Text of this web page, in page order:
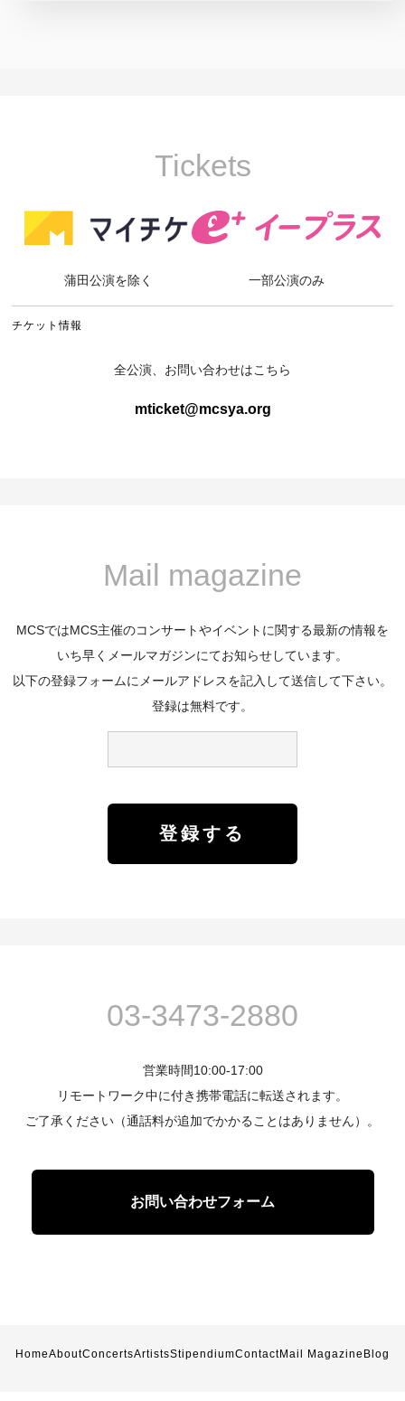
Tickets
蒲田公演を除く 一部公演のみ
チケット情報
全公演、お問い合わせはこちら
mticket@mcsya.org
Mail magazine
MCSではMCS主催のコンサートやイベントに関する最新の情報を
いち早くメールマガジンにてお知らせしています。
以下の登録フォームにメールアドレスを記入して送信して下さい。
登録は無料です。
03-3473-2880
営業時間10:00-17:00
リモートワーク中に付き携帯電話に転送されます。
ご了承ください（通話料が追加でかかることはありません）。
お問い合わせフォーム
HomeAboutConcertsArtistsStipendiumContactMail Magazine Blog